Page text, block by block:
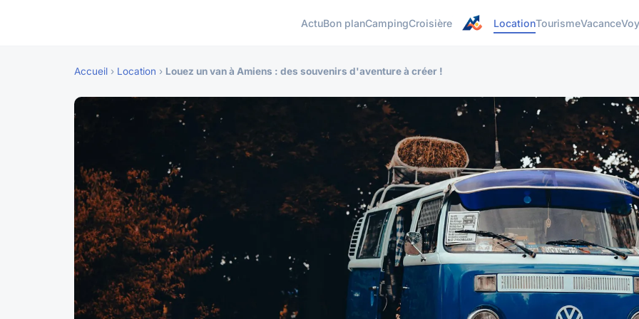
ActuBon planCampingCroisière LocationTourismeVacance
Accueil › Location › Louez un van à Amiens : des souvenirs d'aventure à créer !